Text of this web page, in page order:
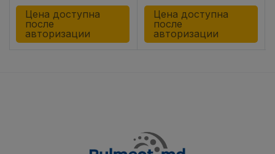
Цена доступна
после
авторизации
Цена доступна
после
авторизации